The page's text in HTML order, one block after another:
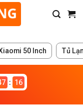
50 Inch Tủ
15